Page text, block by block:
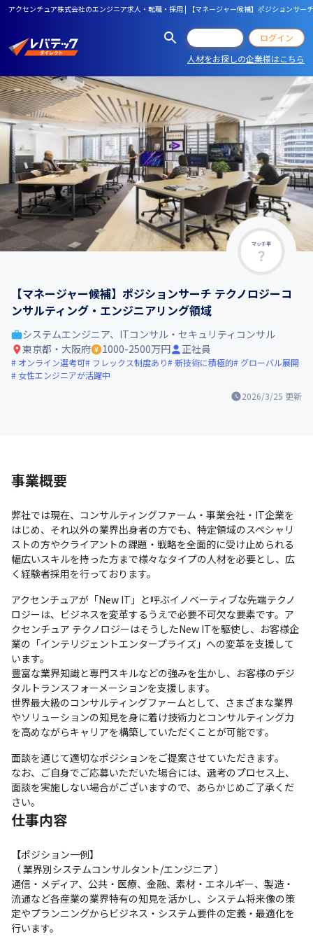
アクセンチュア株式会社のエンジニア求人・転職・採用 | 【マネージャー候補】ポジションサー
ログイン
人材をお探しの企業様はこちら
マッチ率
【マネージャー候補】ポジションサーチ テクノロジーコ
ンサルティング・エンジニアリング領域
2026/3/25 更新
システムエンジニア、ITコンサル・セキュリティコンサル
東京都・大阪府
1000-2500万円 正社員
オンライン選考可 フレックス制度あり 新技術に積極的
グローバル展開
女性エンジニアが活躍中
事業概要
弊社では現在、コンサルティングファーム・事業会社・IT企業を
はじめ、それ以外の業界出身者の方でも、特定領域のスペシャリ
ストの方やクライアントの課題・戦略を全面的に受け止められる
幅広いスキルを持った方まで様々なタイプの人材を必要とし、広
く経験者採用を行っております。
アクセンチュアが「New IT」と呼ぶイノベーティブな先端テクノ
ロジーは、ビジネスを変革するうえで必要不可欠な要素です。ア
クセンチュア テクノロジーはそうしたNew ITを駆使し、お客様企
業の「インテリジェントエンタープライズ」への変革を支援して
います。
豊富な業界知識と専門スキルなどの強みを生かし、お客様のデジ
タルトランスフォーメーションを支援します。
世界最大級のコンサルティングファームとして、さまざまな業界
やソリューションの知見を身に着け技術力とコンサルティング力
を高めながらキャリアを構築していただくことが可能です。
面談を通じて適切なポジションをご提案させていただきます。
なお、ご自身でご応募いただいた場合には、選考のプロセス上、
面談を実施しない場合がございますので、あらかじめご了承くだ
さい。
仕事内容
【ポジション一例】
（ 業界別システムコンサルタント/エンジニア ）
通信・メディア、公共・医療、金融、素材・エネルギー、製造・
流通など各産業の業界特有の知見を活かし、システム将来像の策
定やプランニングからビジネス・システム要件の定義・最適化を
行います。